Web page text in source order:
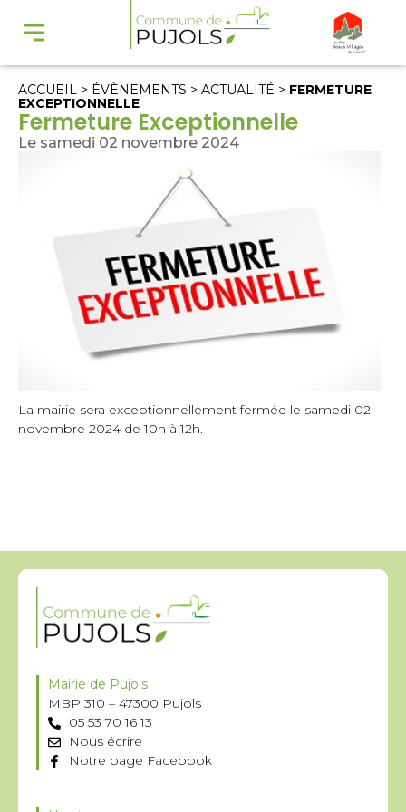
ACCUEIL > ÉVÈNEMENTS > ACTUALITÉ > FERMETURE
EXCEPTIONNELLE
Fermeture Exceptionnelle
Le samedi 02 novembre 2024
La mairie sera exceptionnellement fermée le samedi 02
novembre 2024 de 10h à 12h.
Mairie de Pujols
MBP 310 – 47300 Pujols
05 53 70 16 13
Nous écrire
Notre page Facebook